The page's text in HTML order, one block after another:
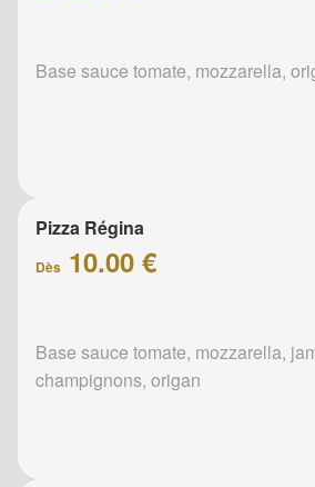
Base sauce tomate, mozzarella,
Pizza Régina
Dès 10.00 €
Base sauce tomate, mozzarella,
champignons, origan